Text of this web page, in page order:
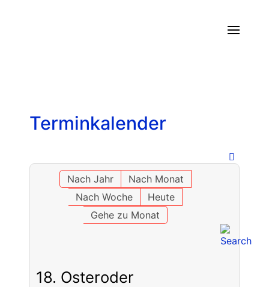
Terminkalender
Nach Jahr
Nach Monat
Nach Woche
Heute
Gehe zu Monat
18. Osteroder